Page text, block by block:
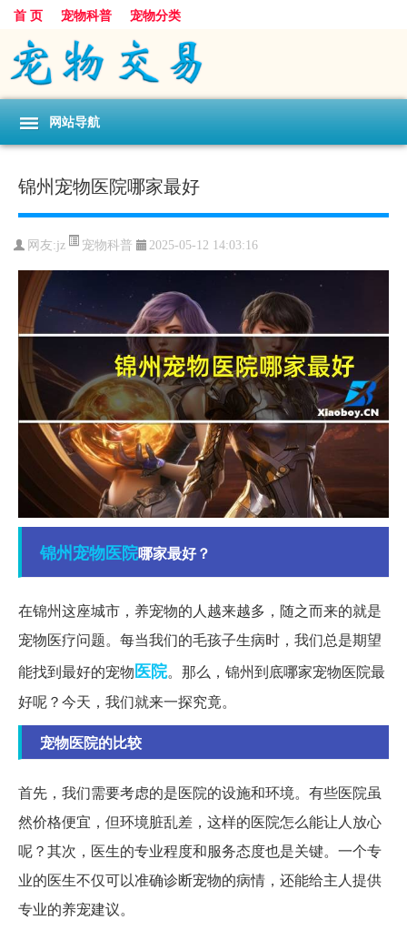
首 页 宠物科普 宠物分类
网站导航
锦州宠物医院哪家最好
网友:jz 宠物科普 2025-05-12 14:03:16
锦州宠物医院哪家最好？
在锦州这座城市，养宠物的人越来越多，随之而来的就是
宠物医疗问题。每当我们的毛孩子生病时，我们总是期望
能找到最好的宠物医院。那么，锦州到底哪家宠物医院最
好呢？今天，我们就来一探究竟。
宠物医院的比较
首先，我们需要考虑的是医院的设施和环境。有些医院虽
然价格便宜，但环境脏乱差，这样的医院怎么能让人放心
呢？其次，医生的专业程度和服务态度也是关键。一个专
业的医生不仅可以准确诊断宠物的病情，还能给主人提供
专业的养宠建议。